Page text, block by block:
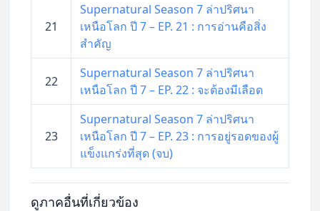
21
Supernatural Season 7 ล่าปริศนา
เหนือโลก ปี 7 – EP. 21 : การอ่านคือสิ่ง
สำคัญ
22
Supernatural Season 7 ล่าปริศนา
เหนือโลก ปี 7 – EP. 22 : จะต้องมีเลือด
23
Supernatural Season 7 ล่าปริศนา
เหนือโลก ปี 7 – EP. 23 : การอยู่รอดของผู้
แข็งแกร่งที่สุด (จบ)
ดูภาคอื่นที่เกี่ยวข้อง